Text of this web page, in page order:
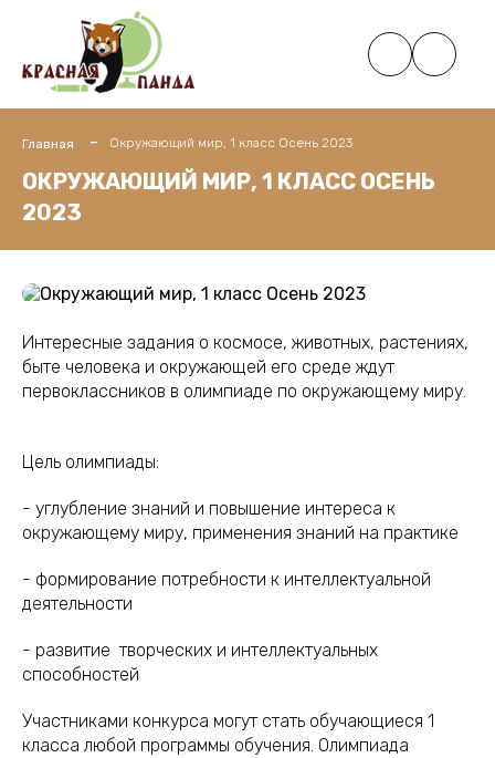
Главная Окружающий мир, 1 класс Осень 2023
ОКРУЖАЮЩИЙ МИР, 1 КЛАСС ОСЕНЬ
2023
Интересные задания о космосе, животных, растениях,
быте человека и окружающей его среде ждут
первоклассников в олимпиаде по окружающему миру.
Цель олимпиады:
- углубление знаний и повышение интереса к
окружающему миру, применения знаний на практике
- формирование потребности к интеллектуальной
деятельности
- развитие творческих и интеллектуальных
способностей
Участниками конкурса могут стать обучающиеся 1
класса любой программы обучения. Олимпиада